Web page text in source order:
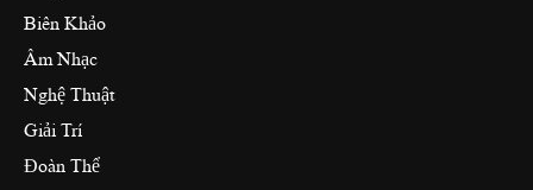
Biên Khảo
Âm Nhạc
Nghệ Thuật
Giải Trí
Đoàn Thể